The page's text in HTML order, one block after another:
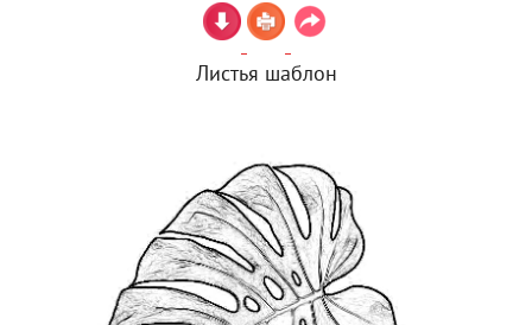
Листья шаблон